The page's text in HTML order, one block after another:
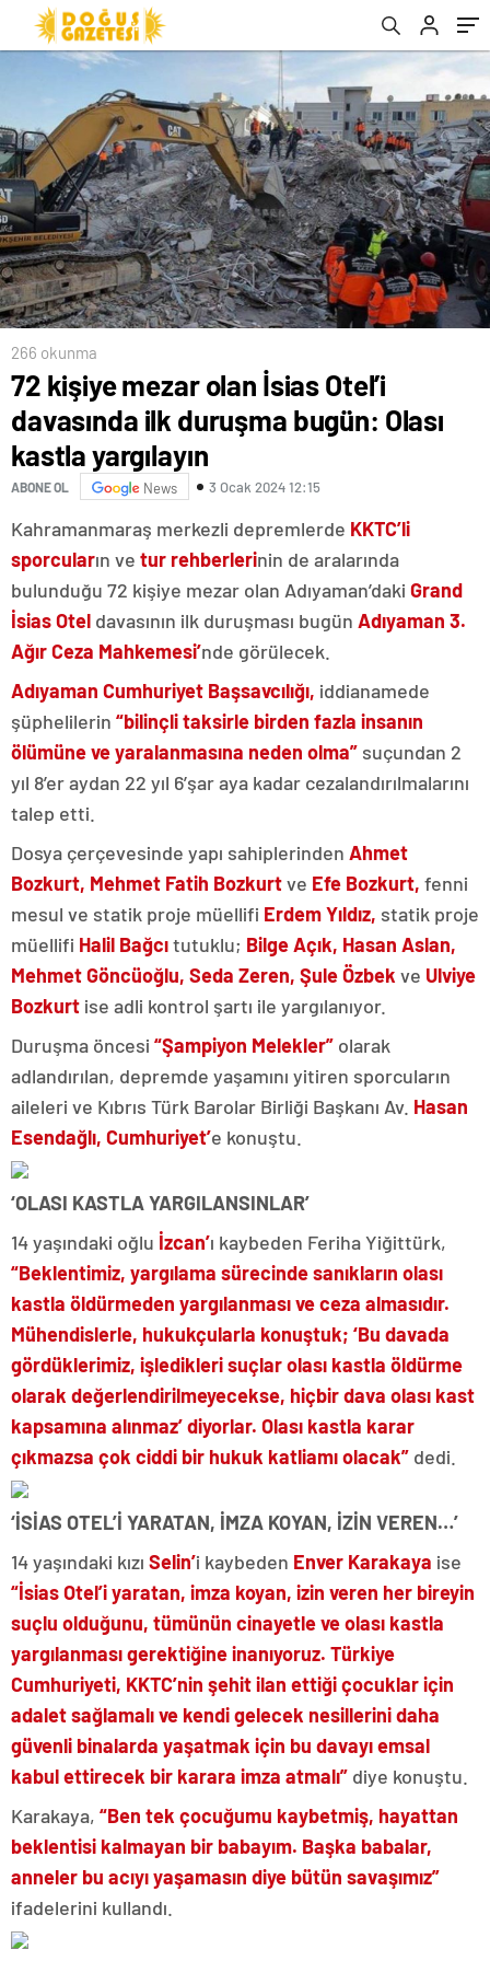
266 okunma
72 kişiye mezar olan İsias Otel’i
davasında ilk duruşma bugün: Olası
kastla yargılayın
ABONE OL News 3 Ocak 2024 12:15
Kahramanmaraş merkezli depremlerde KKTC’li
sporcuların ve tur rehberlerinin de aralarında
bulunduğu 72 kişiye mezar olan Adıyaman’daki Grand
İsias Otel davasının ilk duruşması bugün Adıyaman 3.
Ağır Ceza Mahkemesi’nde görülecek.
Adıyaman Cumhuriyet Başsavcılığı, iddianamede
şüphelilerin “bilinçli taksirle birden fazla insanın
ölümüne ve yaralanmasına neden olma” suçundan 2
yıl 8’er aydan 22 yıl 6’şar aya kadar cezalandırılmalarını
talep etti.
Dosya çerçevesinde yapı sahiplerinden Ahmet
Bozkurt, Mehmet Fatih Bozkurtve Efe Bozkurt, fenni
mesul ve statik proje müellifi Erdem Yıldız, statik proje
müellifi Halil Bağcıtutuklu; Bilge Açık, Hasan Aslan,
Mehmet Göncüoğlu, Seda Zeren, Şule Özbek ve Ulviye
Bozkurt ise adli kontrol şartı ile yargılanıyor.
Duruşma öncesi “Şampiyon Melekler” olarak
adlandırılan, depremde yaşamını yitiren sporcuların
aileleri ve Kıbrıs Türk Barolar Birliği Başkanı Av. Hasan
Esendağlı, Cumhuriyet’e konuştu.
‘OLASI KASTLA YARGILANSINLAR’
14 yaşındaki oğlu İzcan’ı kaybeden Feriha Yiğittürk,
“Beklentimiz, yargılama sürecinde sanıkların olası
kastla öldürmeden yargılanması ve ceza almasıdır.
Mühendislerle, hukukçularla konuştuk; ‘Bu davada
gördüklerimiz, işledikleri suçlar olası kastla öldürme
olarak değerlendirilmeyecekse, hiçbir dava olası kast
kapsamına alınmaz’ diyorlar. Olası kastla karar
çıkmazsa çok ciddi bir hukuk katliamı olacak” dedi.
‘İSİAS OTEL’İ YARATAN, İMZA KOYAN, İZİN VEREN…’
14 yaşındaki kızı Selin’i kaybeden Enver Karakaya ise
“İsias Otel’i yaratan, imza koyan, izin veren her bireyin
suçlu olduğunu, tümünün cinayetle ve olası kastla
yargılanması gerektiğine inanıyoruz. Türkiye
Cumhuriyeti, KKTC’nin şehit ilan ettiği çocuklar için
adalet sağlamalı ve kendi gelecek nesillerini daha
güvenli binalarda yaşatmak için bu davayı emsal
kabul ettirecek bir karara imza atmalı” diye konuştu.
Karakaya, “Ben tek çocuğumu kaybetmiş, hayattan
beklentisi kalmayan bir babayım. Başka babalar,
anneler bu acıyı yaşamasın diye bütün savaşımız”
ifadelerini kullandı.